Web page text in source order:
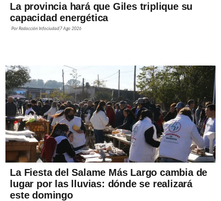
La provincia hará que Giles triplique su
capacidad energética
PorRedacción Infociudad 7 Ago 2026
La Fiesta del Salame Más Largo cambia de
lugar por las lluvias: dónde se realizará
este domingo